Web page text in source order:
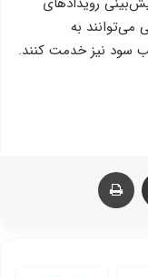
می‌توانند به
سود نیز خدمت کنند.
اشتراک گذاری از طریق ایمیل